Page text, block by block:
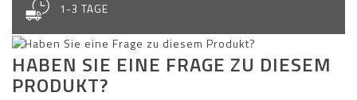
1-3 TAGE
HABEN SIE EINE FRAGE ZU DIESEM
PRODUKT?